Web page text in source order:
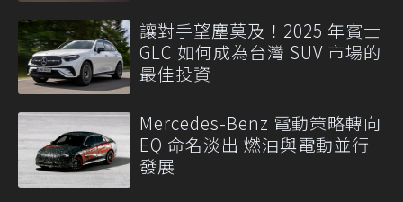
讓對手望塵莫及！2025 年賓士
GLC 如何成為台灣 SUV 市場的
最佳投資
Mercedes-Benz 電動策略轉向
EQ 命名淡出 燃油與電動並行
發展